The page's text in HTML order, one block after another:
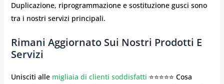
Duplicazione, riprogrammazione e sostituzione gusci sono
tra i nostri servizi principali.
Rimani Aggiornato Sui Nostri Prodotti E
Servizi
Unisciti alle migliaia di clienti soddisfatti ⭐⭐⭐⭐⭐ Cosa